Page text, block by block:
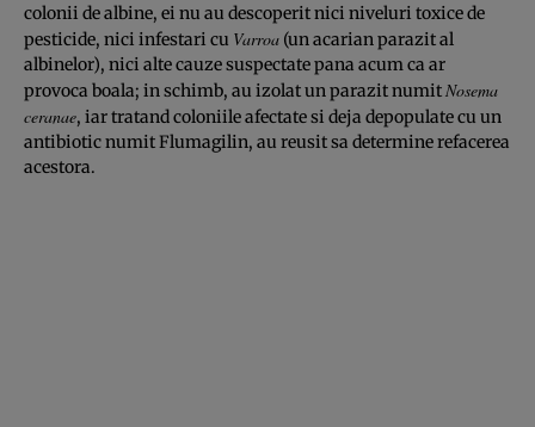
colonii de albine, ei nu au descoperit nici niveluri toxice de
pesticide, nici infestari cu Varroa (un acarian parazit al
albinelor), nici alte cauze suspectate pana acum ca ar
provoca boala; in schimb, au izolat un parazit numit Nosema
ceranae, iar tratand coloniile afectate si deja depopulate cu un
antibiotic numit Flumagilin, au reusit sa determine refacerea
acestora.